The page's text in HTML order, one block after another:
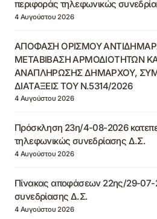
περιφοράς τηλεφωνικώς
4 Αυγούστου 2026
ΑΠΟΦΑΣΗ ΟΡΙΣΜΟΥ
ΜΕΤΑΒΙΒΑΣΗ ΑΡΜΟΔΙΟΤΗΤΩΝ
ΑΝΑΠΛΗΡΩΣΗΣ ΔΗΜΑΡΧΟΥ,
ΔΙΑΤΑΞΕΙΣ ΤΟΥ Ν.5314/2026
4 Αυγούστου 2026
Πρόσκληση 23η/4-08-2026
τηλεφωνικώς συνεδρίασης Δ.Σ.
4 Αυγούστου 2026
Πίνακας αποφάσεων 22ης/29-07-
συνεδρίασης Δ.Σ.
4 Αυγούστου 2026